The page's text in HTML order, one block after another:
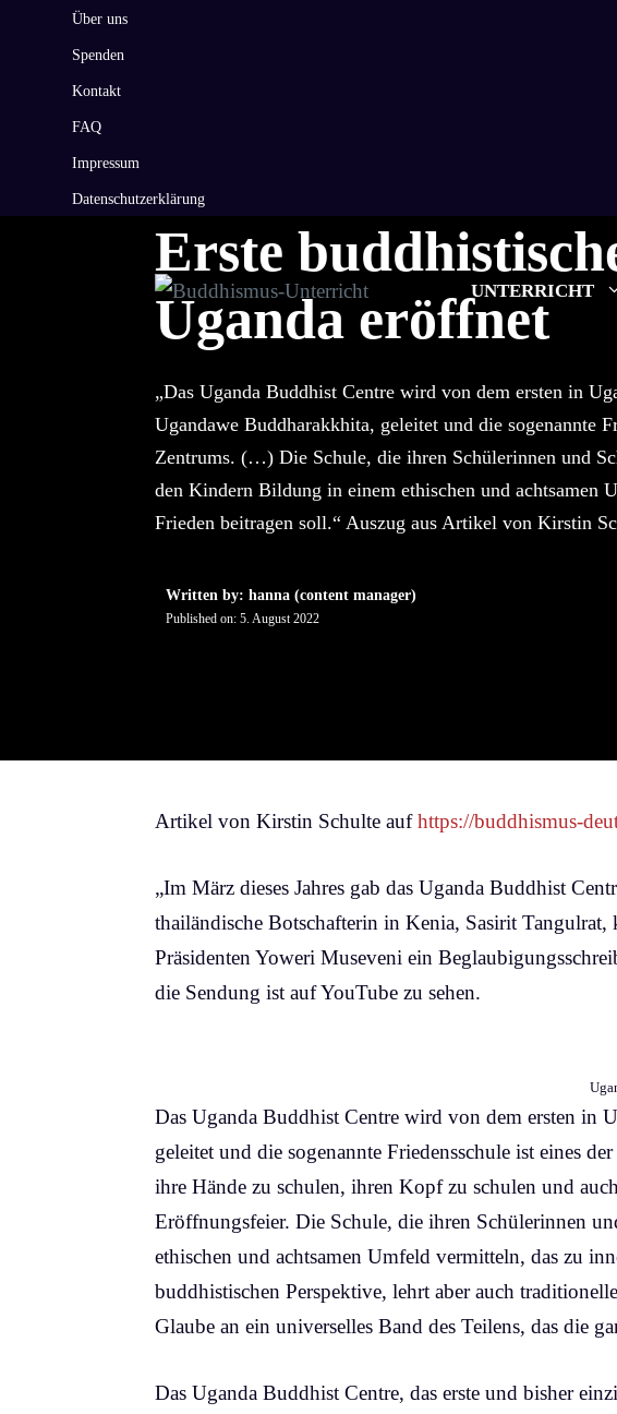
Über uns
Spenden
Kontakt
FAQ
Impressum
Datenschutzerklärung
UNTERRICHT
Erste
Uganda eröffnet
„Das Uganda Buddhist Centre wird von dem ersten in
Ugandawe Buddharakkhita, geleitet und die sogenannte
Zentrums. (…) Die Schule, die ihren Schülerinnen und
den Kindern Bildung in einem ethischen und achtsamen
Frieden beitragen soll.“ Auszug aus Artikel von Kirstin
Written by: hanna (content manager)
Published on: 5. August 2022
Artikel von Kirstin Schulte aufhttps://buddhismus-
„Im März dieses Jahres gab das Uganda Buddhist
thailändische Botschafterin in Kenia, Sasirit
Präsidenten Yoweri Museveni ein
die Sendung ist auf YouTube zu sehen.
Das Uganda Buddhist Centre wird von dem ersten in
geleitet und die sogenannte Friedensschule ist eines
ihre Hände zu schulen, ihren Kopf zu schulen und
Eröffnungsfeier. Die Schule, die ihren Schülerinnen
ethischen und achtsamen Umfeld vermitteln, das zu
buddhistischen Perspektive, lehrt aber auch
Glaube an ein universelles Band des Teilens, das die
Das Uganda Buddhist Centre, das erste und bisher